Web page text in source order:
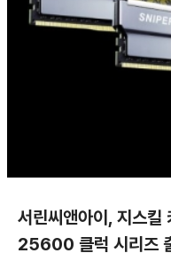
서린씨앤아이, 지스킬
25600 클럭 시리즈